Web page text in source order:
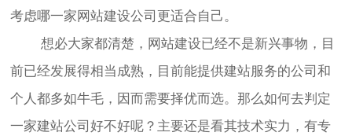
考虑哪一家 网站建设公司更适合自己。
想必大家都清楚， 网站建设已经不是新兴事物，目
前已经发展得相当成熟，目前能提供建站服务的公司和
个人都多如牛毛，因而需要择优而选。那么如何去判定
一家建站公司好不好呢？主要还是看其技术实力，有专